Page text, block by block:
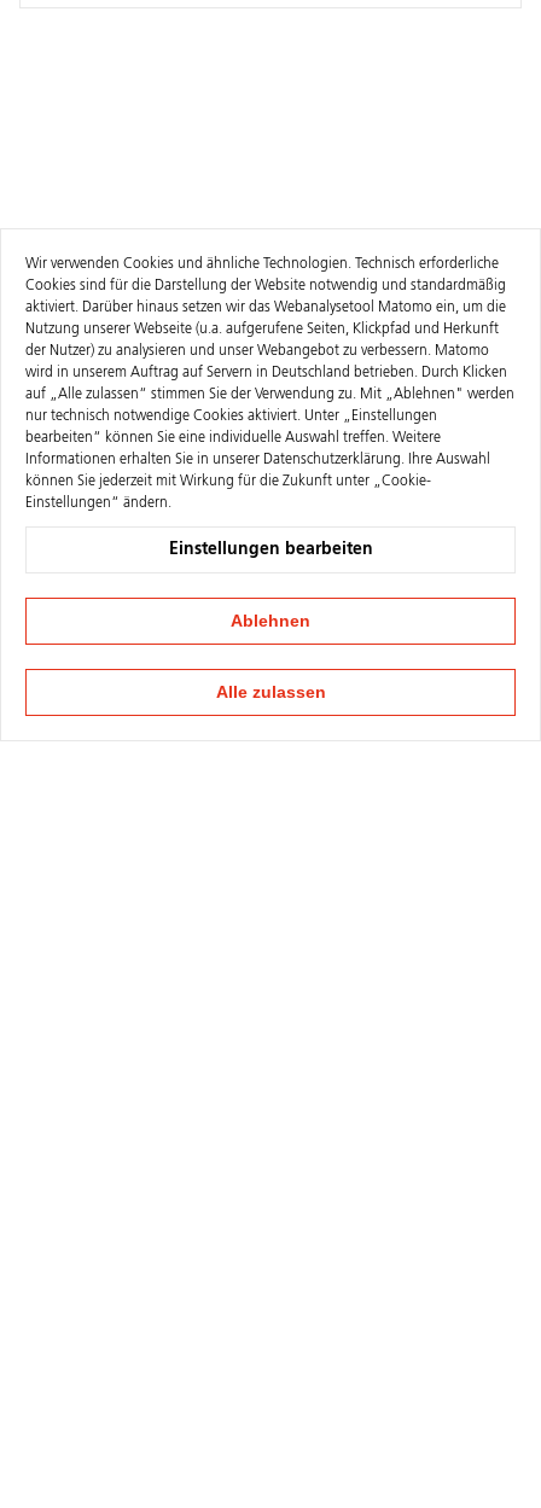
Wir verwenden Cookies und ähnliche Technologien. Technisch erforderliche
Cookies sind für die Darstellung der Website notwendig und standardmäßig
aktiviert. Darüber hinaus setzen wir das Webanalysetool Matomo ein, um die
Nutzung unserer Webseite (u.a. aufgerufene Seiten, Klickpfad und Herkunft
der Nutzer) zu analysieren und unser Webangebot zu verbessern. Matomo
wird in unserem Auftrag auf Servern in Deutschland betrieben. Durch Klicken
auf „Alle zulassen“ stimmen Sie der Verwendung zu. Mit „Ablehnen" werden
nur technisch notwendige Cookies aktiviert. Unter „Einstellungen
bearbeiten“ können Sie eine individuelle Auswahl treffen. Weitere
Informationen erhalten Sie in unserer Datenschutzerklärung. Ihre Auswahl
können Sie jederzeit mit Wirkung für die Zukunft unter „Cookie-
Einstellungen“ ändern.
Einstellungen bearbeiten
Ablehnen
Alle zulassen